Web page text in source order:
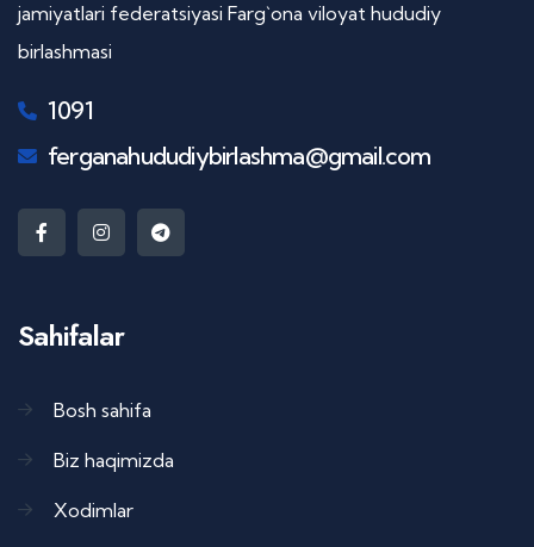
jamiyatlari federatsiyasi Farg`ona viloyat hududiy
birlashmasi
1091
ferganahududiybirlashma@gmail.com
Sahifalar
Bosh sahifa
Biz haqimizda
Xodimlar